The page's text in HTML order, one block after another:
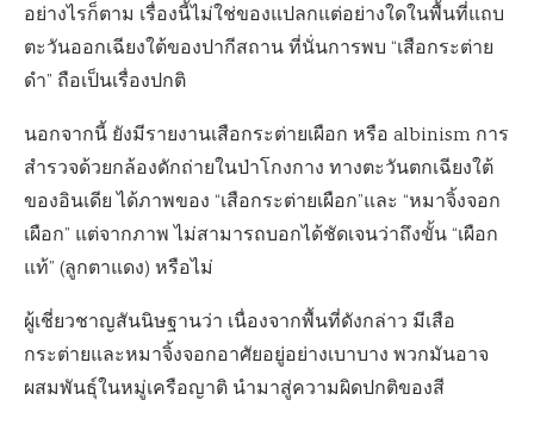
อย่างไรก็ตาม เรื่องนี้ไม่ใช่ของแปลกแต่อย่างใดในพื้นที่แถบ
ตะวันออกเฉียงใต้ของปากีสถาน ที่นั่นการพบ “เสือกระต่าย
ดำ” ถือเป็นเรื่องปกติ
นอกจากนี้ ยังมีรายงานเสือกระต่ายเผือก หรือ albinism การ
สำรวจด้วยกล้องดักถ่ายในป่าโกงกาง ทางตะวันตกเฉียงใต้
ของอินเดีย ได้ภาพของ “เสือกระต่ายเผือก”และ “หมาจิ้งจอก
เผือก” แต่จากภาพ ไม่สามารถบอกได้ชัดเจนว่าถึงขั้น “เผือก
แท้” (ลูกตาแดง) หรือไม่
ผู้เชี่ยวชาญสันนิษฐานว่า เนื่องจากพื้นที่ดังกล่าว มีเสือ
กระต่ายและหมาจิ้งจอกอาศัยอยู่อย่างเบาบาง พวกมันอาจ
ผสมพันธุ์ในหมู่เครือญาติ นำมาสู่ความผิดปกติของสี